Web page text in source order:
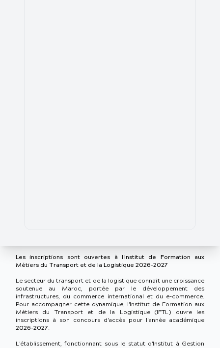
Les inscriptions sont ouvertes à l'Institut de Formation aux
Métiers du Transport et de la Logistique 2026-2027
Le secteur du transport et de la logistique connaît une croissance
soutenue au Maroc, portée par le développement des
infrastructures, du commerce international et du e-commerce.
Pour accompagner cette dynamique, l'Institut de Formation aux
Métiers du Transport et de la Logistique (IFTL) ouvre les
inscriptions à son concours d'accès pour l'année académique
2026-2027.
L'établissement, fonctionnant sous le statut d'Institut à Gestion